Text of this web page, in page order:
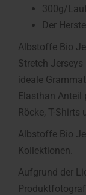
300g/
Der
Albstoffe Bio
Stretch
ideale
Elasthan Anteil
Röcke, T-Shirts
Albstoffe Bio
Kollektionen.
Aufgrund der